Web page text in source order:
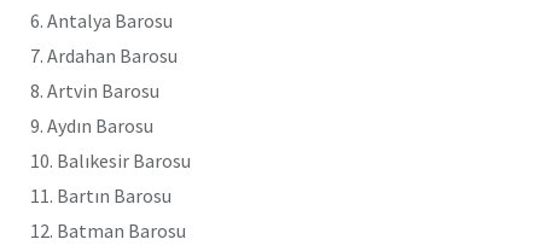
6. Antalya Barosu
7. Ardahan Barosu
8. Artvin Barosu
9. Aydın Barosu
10. Balıkesir Barosu
11. Bartın Barosu
12. Batman Barosu